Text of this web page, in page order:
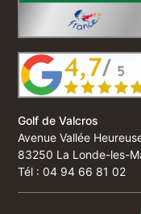
Golf de Valcros
Avenue Vallée
83250 La Londe-les-
Tél : 04 94 66 81 02